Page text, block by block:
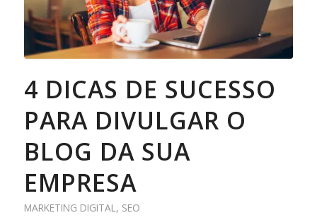
4 DICAS DE SUCESSO
PARA DIVULGAR O
BLOG DA SUA
EMPRESA
MARKETING DIGITAL, SEO